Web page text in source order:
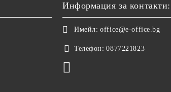
Информация за контакти:
Имейл: office@e-office.bg
Телефон: 0877221823